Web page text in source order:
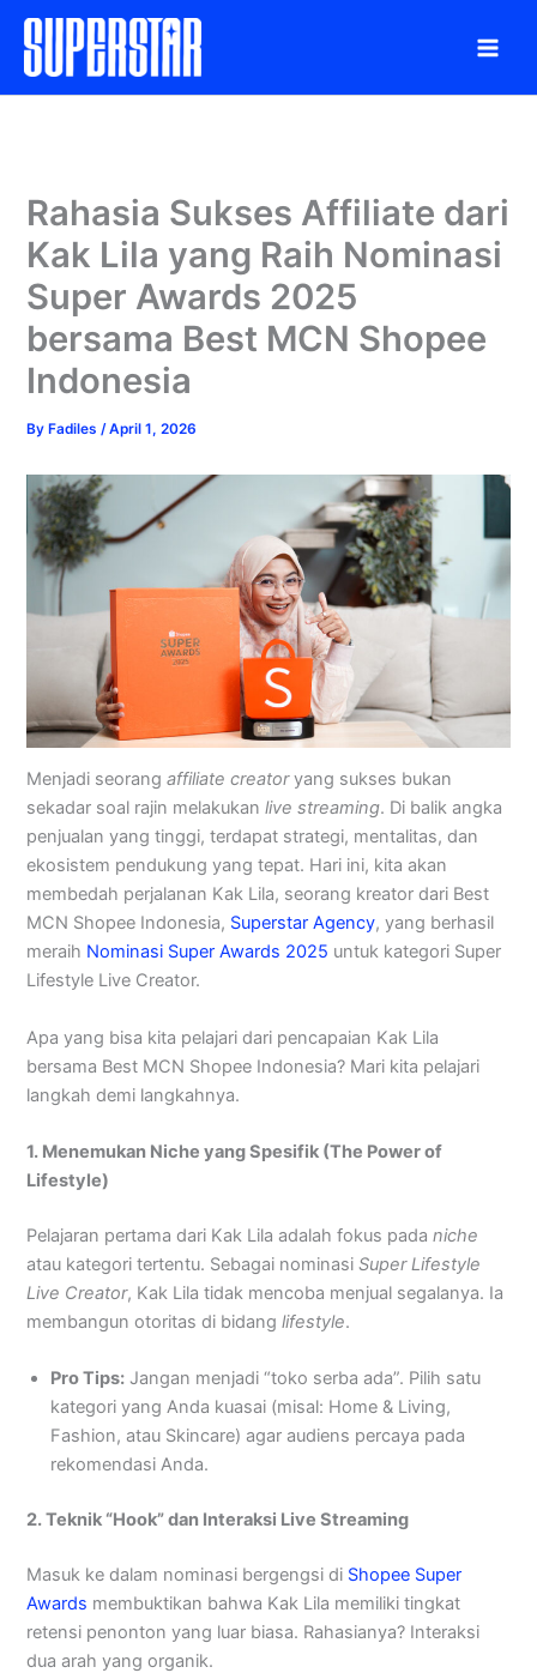
Skip
content
Rahasia Sukses Affiliate dari
Kak Lila yang Raih Nominasi
Super Awards 2025
bersama Best MCN Shopee
Indonesia
By Fadiles/April 1, 2026
Menjadi seorangaffiliate creatoryang sukses bukan
sekadar soal rajin melakukanlive streaming. Di balik angka
penjualan yang tinggi, terdapat strategi, mentalitas, dan
ekosistem pendukung yang tepat. Hari ini, kita akan
membedah perjalanan Kak Lila, seorang kreator dari Best
MCN Shopee Indonesia, Superstar Agency, yang berhasil
meraih Nominasi Super Awards 2025 untuk kategori Super
Lifestyle Live Creator.
Apa yang bisa kita pelajari dari pencapaian Kak Lila
bersama Best MCN Shopee Indonesia? Mari kita pelajari
langkah demi langkahnya.
1. Menemukan Niche yang Spesifik (The Power of
Lifestyle)
Pelajaran pertama dari Kak Lila adalah fokus padaniche
atau kategori tertentu. Sebagai nominasiSuper Lifestyle
Live Creator, Kak Lila tidak mencoba menjual segalanya. Ia
membangun otoritas di bidanglifestyle.
Pro Tips: Jangan menjadi “toko serba ada”. Pilih satu
kategori yang Anda kuasai (misal: Home & Living,
Fashion, atau Skincare) agar audiens percaya pada
rekomendasi Anda.
2. Teknik “Hook” dan Interaksi Live Streaming
Masuk ke dalam nominasi bergengsi di Shopee Super
Awards membuktikan bahwa Kak Lila memiliki tingkat
retensi penonton yang luar biasa. Rahasianya? Interaksi
dua arah yang organik.